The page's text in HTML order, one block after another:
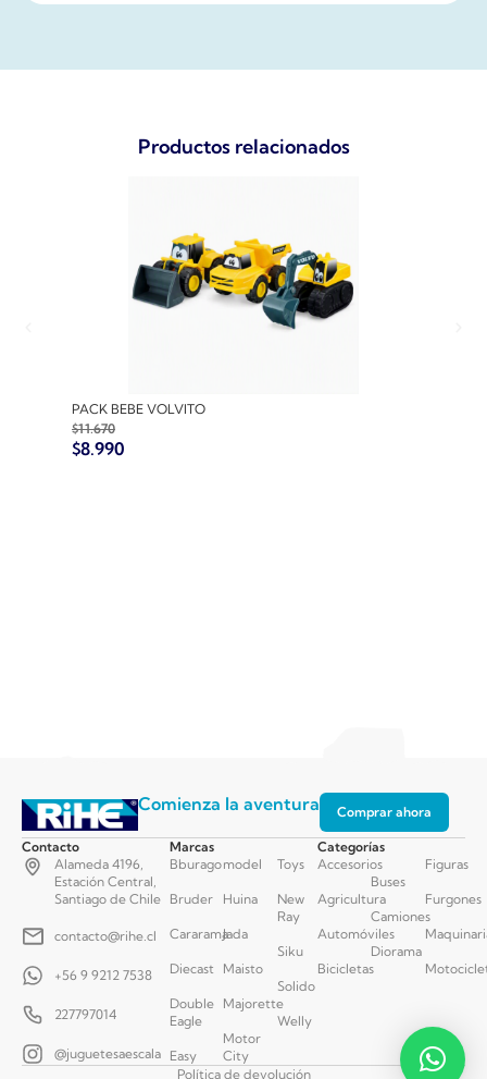
Productos relacionados
PACK BEBE VOLVITO
$11.670
$8.990
Comienza la aventura Comprar ahora
Contacto
Alameda 4196,
Estación Central,
Santiago de Chile
contacto@rihe.cl
+56 9 9212 7538
227797014
@juguetesaescala
Marcas
Bburago
Bruder
Cararama
Diecast
Double
Eagle
Easy
model
Huina
Jada
Maisto
Majorette
Motor
City
Toys
New
Ray
Siku
Solido
Welly
Categorías
Accesorios
Agricultura
Automóviles
Bicicletas
Buses
Camiones
Diorama
Figuras
Furgones
Política de devolución